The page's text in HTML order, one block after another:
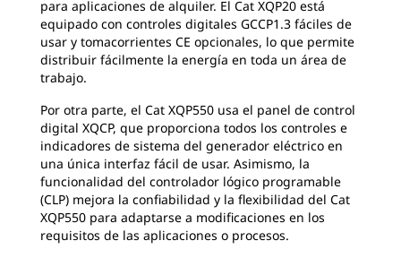
para aplicaciones de alquiler. El Cat XQP20 está
equipado con controles digitales GCCP1.3 fáciles de
usar y tomacorrientes CE opcionales, lo que permite
distribuir fácilmente la energía en toda un área de
trabajo.
Por otra parte, el Cat XQP550 usa el panel de control
digital XQCP, que proporciona todos los controles e
indicadores de sistema del generador eléctrico en
una única interfaz fácil de usar. Asimismo, la
funcionalidad del controlador lógico programable
(CLP) mejora la confiabilidad y la flexibilidad del Cat
XQP550 para adaptarse a modificaciones en los
requisitos de las aplicaciones o procesos.